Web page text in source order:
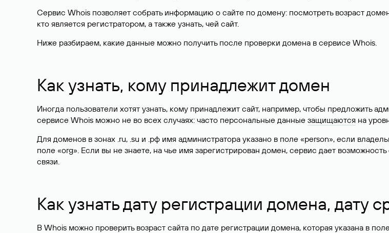
Сервис Whois позволяет собрать информацию о сайте по домену: посмотреть возраст
кто является регистратором, а также узнать, чей сайт.
Ниже разбираем, какие данные можно получить после проверки домена в сервисе Whois.
Как узнать, кому принадлежит домен
Иногда пользователи хотят узнать, кому принадлежит сайт, например, чтобы предложить
сервисе Whois можно не во всех случаях: часто персональные данные защищаются на
Для доменов в зонах .ru, .su и .рф имя администратора указано в поле «person», если
поле «org». Если вы не знаете, на чье имя зарегистрирован домен, сервис дает
связи.
Как узнать дату регистрации домена, дату
В Whois можно проверить возраст сайта по дате регистрации домена, которая указана в